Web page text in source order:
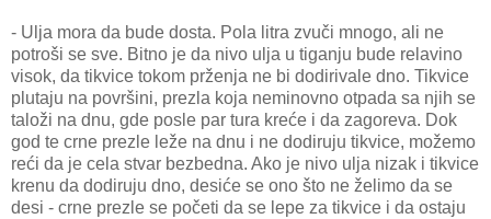
- Ulja mora da bude dosta. Pola litra zvuči mnogo, ali ne
potroši se sve. Bitno je da nivo ulja u tiganju bude relavino
visok, da tikvice tokom prženja ne bi dodirivale dno. Tikvice
plutaju na površini, prezla koja neminovno otpada sa njih se
taloži na dnu, gde posle par tura kreće i da zagoreva. Dok
god te crne prezle leže na dnu i ne dodiruju tikvice, možemo
reći da je cela stvar bezbedna. Ako je nivo ulja nizak i tikvice
krenu da dodiruju dno, desiće se ono što ne želimo da se
desi - crne prezle se početi da se lepe za tikvice i da ostaju